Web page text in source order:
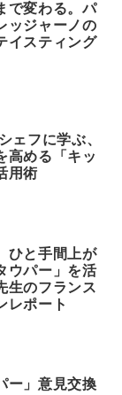
で変わる。パ
ッジャーノの
イスティング
ェフに学ぶ、
高める「キッ
用術
ひと手間上が
ウパー」を活
生のフランス
レポート
ー」意見交換